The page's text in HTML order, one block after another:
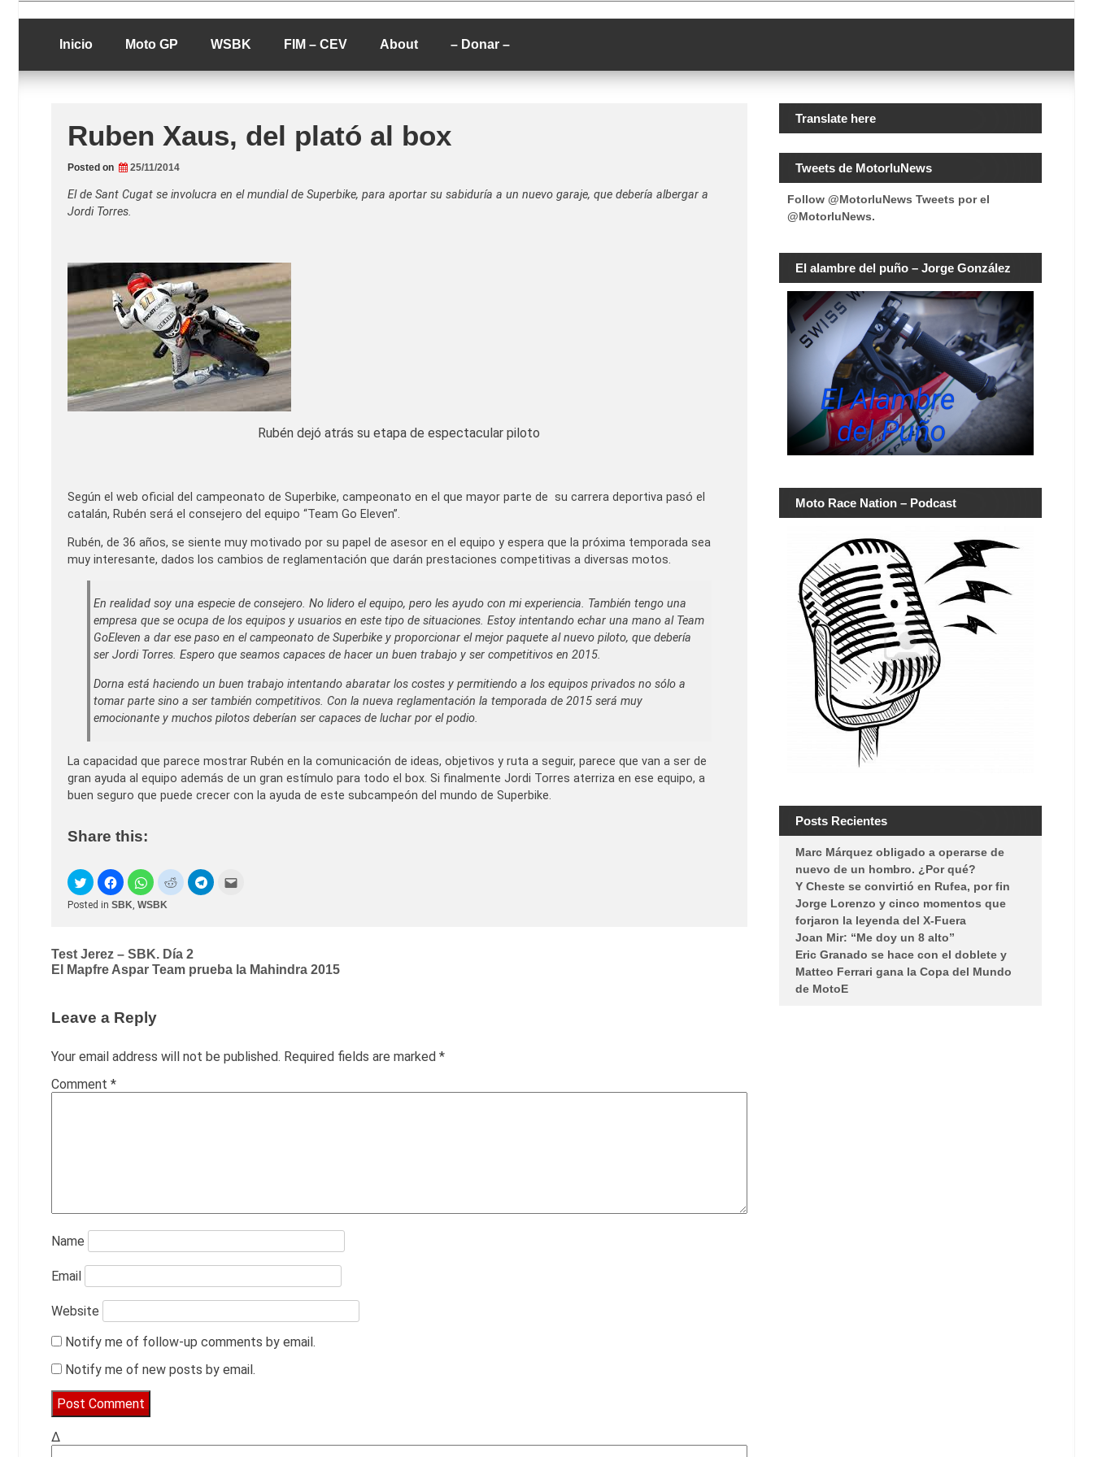
to
contentLucio Lopez GP
luciolopezgp
Inicio Moto GP WSBK FIM – CEV About – Donar –
Ruben Xaus, del plató al box
Posted on 25/11/2014
El de Sant Cugat se involucra en el mundial de Superbike, para aportar su sabiduría a un nuevo garaje, que debería albergar a
Jordi Torres.
Rubén dejó atrás su etapa de espectacular piloto
Según el web oficial del campeonato de Superbike, campeonato en el que mayor parte de su carrera deportiva pasó el
catalán, Rubén será el consejero del equipo “Team Go Eleven”.
Rubén, de 36 años, se siente muy motivado por su papel de asesor en el equipo y espera que la próxima temporada sea
muy interesante, dados los cambios de reglamentación que darán prestaciones competitivas a diversas motos.
En realidad soy una especie de consejero. No lidero el equipo, pero les ayudo con mi experiencia. También tengo una
empresa que se ocupa de los equipos y usuarios en este tipo de situaciones. Estoy intentando echar una mano al Team
GoEleven a dar ese paso en el campeonato de Superbike y proporcionar el mejor paquete al nuevo piloto, que debería
ser Jordi Torres. Espero que seamos capaces de hacer un buen trabajo y ser competitivos en 2015.
Dorna está haciendo un buen trabajo intentando abaratar los costes y permitiendo a los equipos privados no sólo a
tomar parte sino a ser también competitivos. Con la nueva reglamentación la temporada de 2015 será muy
emocionante y muchos pilotos deberían ser capaces de luchar por el podio.
La capacidad que parece mostrar Rubén en la comunicación de ideas, objetivos y ruta a seguir, parece que van a ser de
gran ayuda al equipo además de un gran estímulo para todo el box. Si finalmente Jordi Torres aterriza en ese equipo, a
buen seguro que puede crecer con la ayuda de este subcampeón del mundo de Superbike.
Share this:
Posted in SBK, WSBK
Post
navigation
Test Jerez – SBK. Día 2
El Mapfre Aspar Team prueba la Mahindra 2015
Leave a Reply
Your email address will not be published. Required fields are marked *
Comment *
Name
Email
Website
Notify me of follow-up comments by email.
Notify me of new posts by email.
Δ
Translate here
Tweets de MotorluNews
Follow @MotorluNews Tweets por el
@MotorluNews.
El alambre del puño – Jorge González
Moto Race Nation – Podcast
Posts Recientes
Marc Márquez obligado a operarse de
nuevo de un hombro. ¿Por qué?
Y Cheste se convirtió en Rufea, por fin
Jorge Lorenzo y cinco momentos que
forjaron la leyenda del X-Fuera
Joan Mir: “Me doy un 8 alto”
Eric Granado se hace con el doblete y
Matteo Ferrari gana la Copa del Mundo
de MotoE